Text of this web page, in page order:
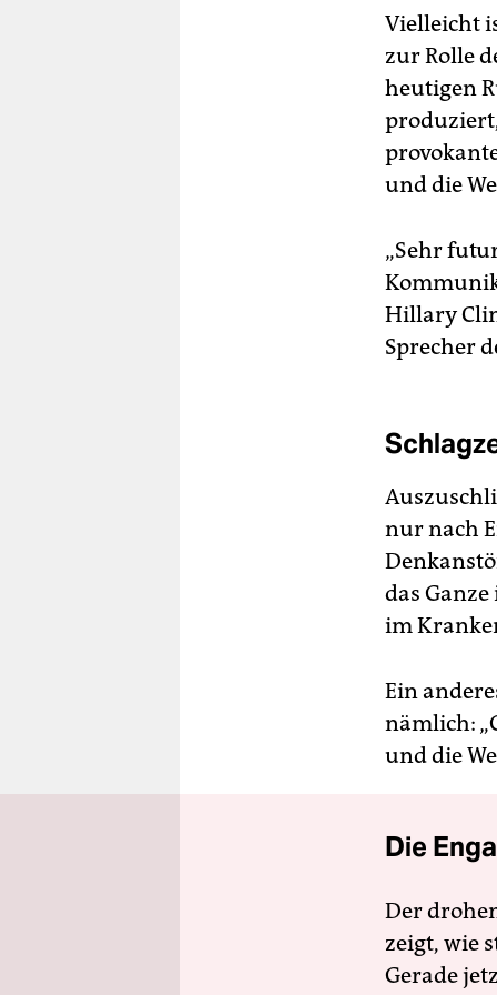
Vielleicht
zur Rolle
heutigen
und die
„Sehr
Hillary
Sprecher
nur nach
das
im
Ein
nämlich:
und die
Die
Der
zeigt, wie
Gerade